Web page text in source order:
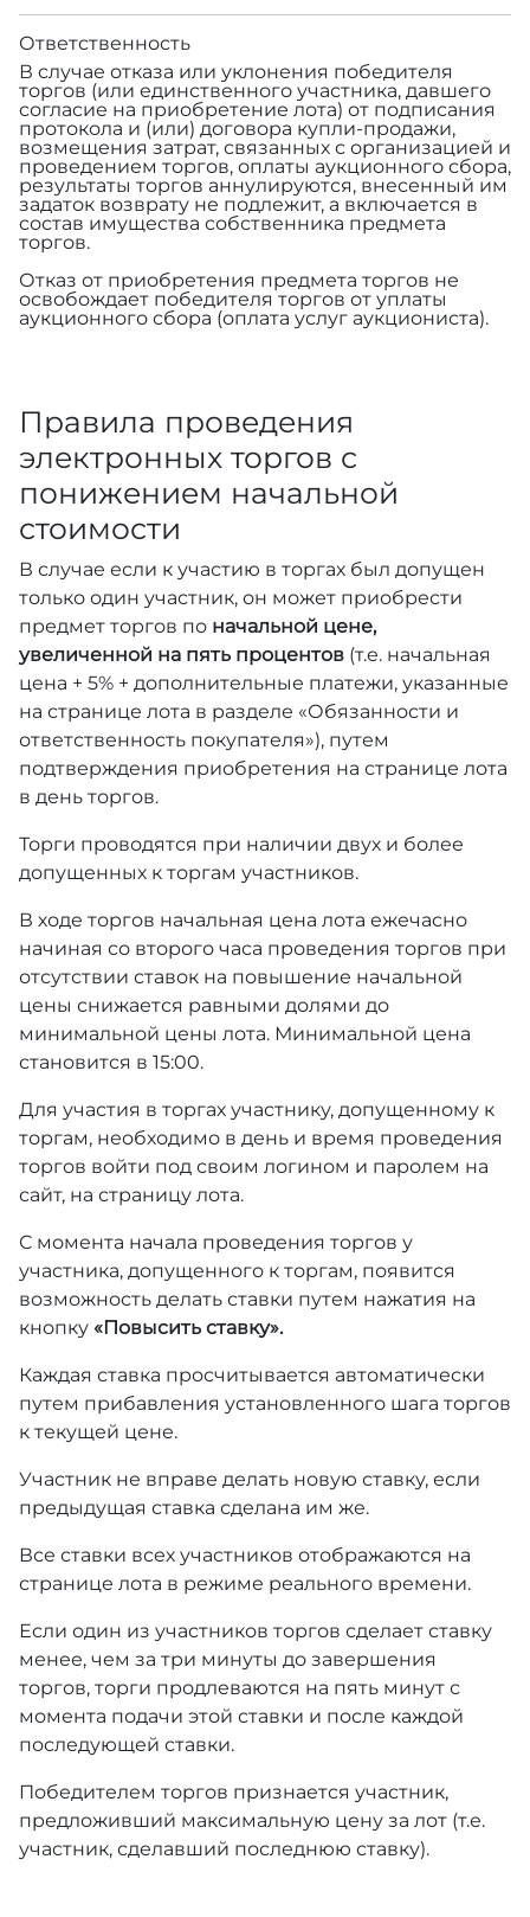
Ответственность
В случае отказа или уклонения победителя
торгов (или единственного участника, давшего
согласие на приобретение лота) от подписания
протокола и (или) договора купли-продажи,
возмещения затрат, связанных с организацией и
проведением торгов, оплаты аукционного сбора,
результаты торгов аннулируются, внесенный им
задаток возврату не подлежит, а включается в
состав имущества собственника предмета
торгов.
Отказ от приобретения предмета торгов не
освобождает победителя торгов от уплаты
аукционного сбора (оплата услуг аукциониста).
Правила проведения
электронных торгов с
понижением начальной
стоимости
В случае если к участию в торгах был допущен
только один участник, он может приобрести
предмет торгов по начальной цене,
увеличенной на пять процентов (т.е. начальная
цена + 5% + дополнительные платежи, указанные
на странице лота в разделе «Обязанности и
ответственность покупателя»), путем
подтверждения приобретения на странице лота
в день торгов.
Торги проводятся при наличии двух и более
допущенных к торгам участников.
В ходе торгов начальная цена лота ежечасно
начиная со второго часа проведения торгов при
отсутствии ставок на повышение начальной
цены снижается равными долями до
минимальной цены лота. Минимальной цена
становится в 15:00.
Для участия в торгах участнику, допущенному к
торгам, необходимо в день и время проведения
торгов войти под своим логином и паролем на
сайт, на страницу лота.
С момента начала проведения торгов у
участника, допущенного к торгам, появится
возможность делать ставки путем нажатия на
кнопку «Повысить ставку».
Каждая ставка просчитывается автоматически
путем прибавления установленного шага торгов
к текущей цене.
Участник не вправе делать новую ставку, если
предыдущая ставка сделана им же.
Все ставки всех участников отображаются на
странице лота в режиме реального времени.
Если один из участников торгов сделает ставку
менее, чем за три минуты до завершения
торгов, торги продлеваются на пять минут с
момента подачи этой ставки и после каждой
последующей ставки.
Победителем торгов признается участник,
предложивший максимальную цену за лот (т.е.
участник, сделавший последнюю ставку).